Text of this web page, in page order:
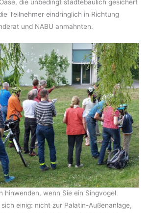
die unbedingt städtebaulich gesichert
Teilnehmer eindringlich in Richtung
und NABU anmahnten.
hinwenden, wenn Sie ein Singvogel
sich einig: nicht zur Palatin-Außenanlage,